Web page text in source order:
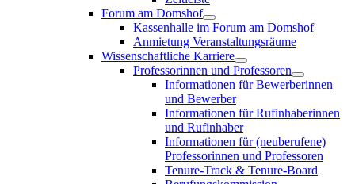
Forum am Domshof
Kassenhalle im Forum am Domshof
Anmietung Veranstaltungsräume
Wissenschaftliche Karriere
Professorinnen und Professoren
Informationen für Bewerberinnen
und Bewerber
Informationen für Rufinhaberinnen
und Rufinhaber
Informationen für (neuberufene)
Professorinnen und Professoren
Tenure-Track & Tenure-Board